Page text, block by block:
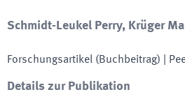
Schmidt-Leukel Perry, Krüger
Forschungsartikel (Buchbeitrag) |
Details zur Publikation